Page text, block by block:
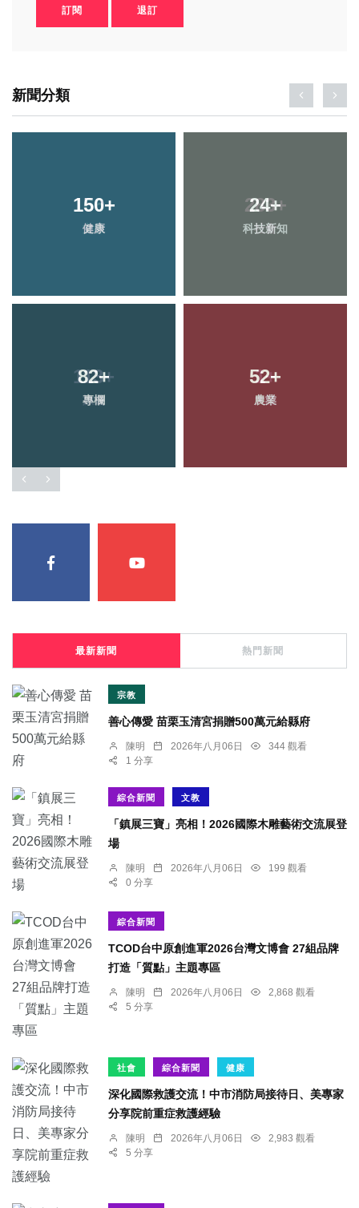
訂閱 退訂
新聞分類
150+
健康
24+
科技新知
82+
專欄
52+
農業
最新新聞 熱門新聞
宗教
善心傳愛 苗栗玉清宮捐贈500萬元給縣府
陳明 2026年八月06日
344 觀看
1 分享
綜合新聞 文教
「鎮展三寶」亮相！2026國際木雕藝術交流展登
場
陳明 2026年八月06日
199 觀看
0 分享
綜合新聞
TCOD台中原創進軍2026台灣文博會 27組品牌
打造「質點」主題專區
陳明 2026年八月06日
2,868 觀看
5 分享
社會 綜合新聞 健康
深化國際救護交流！中市消防局接待日、美專家
分享院前重症救護經驗
陳明 2026年八月06日
2,983 觀看
5 分享